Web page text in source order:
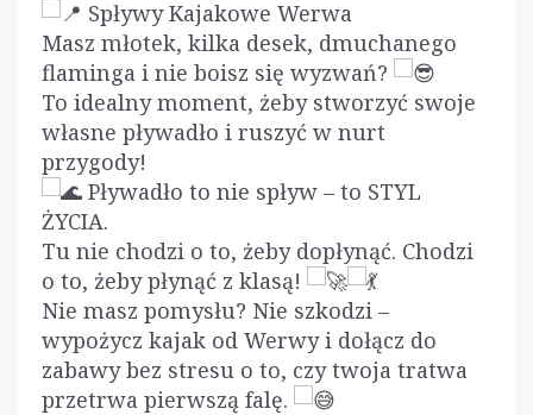
Spływy Kajakowe Werwa
Masz młotek, kilka desek, dmuchanego
flaminga i nie boisz się wyzwań?
To idealny moment, żeby stworzyć swoje
własne pływadło i ruszyć w nurt
przygody!
Pływadło to nie spływ – to STYL
ŻYCIA.
Tu nie chodzi o to, żeby dopłynąć. Chodzi
o to, żeby płynąć z klasą!
Nie masz pomysłu? Nie szkodzi –
wypożycz kajak od Werwy i dołącz do
zabawy bez stresu o to, czy twoja tratwa
przetrwa pierwszą falę.